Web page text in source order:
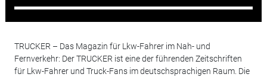
TRUCKER – Das Magazin für Lkw-Fahrer im Nah- und
Fernverkehr: Der TRUCKER ist eine der führenden Zeitschriften
für Lkw-Fahrer und Truck-Fans im deutschsprachigen Raum. Die